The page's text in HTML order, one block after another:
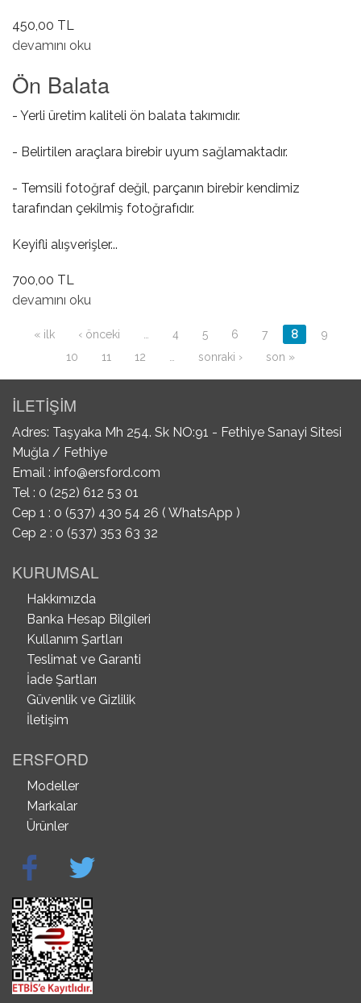
450,00 TL
Ön Fren Kaliper Tamir Takımı hakkında
devamını oku
Ön Balata
- Yerli üretim kaliteli ön balata takımıdır.
- Belirtilen araçlara birebir uyum sağlamaktadır.
- Temsili fotoğraf değil, parçanın birebir kendimiz
tarafından çekilmiş fotoğrafıdır.
Keyifli alışverişler...
700,00 TL
Ön Balata hakkında
devamını oku
Sayfalar
« ilk ‹ önceki 4 5 6 7 8
9
10
11 12 … sonraki › son »
İLETİŞİM
Adres: Taşyaka Mh 254. Sk NO:91 - Fethiye Sanayi Sitesi
Muğla / Fethiye
Email : info@ersford.com
Tel : 0 (252) 612 53 01
Cep 1 : 0 (537) 430 54 26 ( WhatsApp )
Cep 2 : 0 (537) 353 63 32
KURUMSAL
Hakkımızda
Banka Hesap Bilgileri
Kullanım Şartları
Teslimat ve Garanti
İade Şartları
Güvenlik ve Gizlilik
İletişim
ERSFORD
Modeller
Markalar
Ürünler